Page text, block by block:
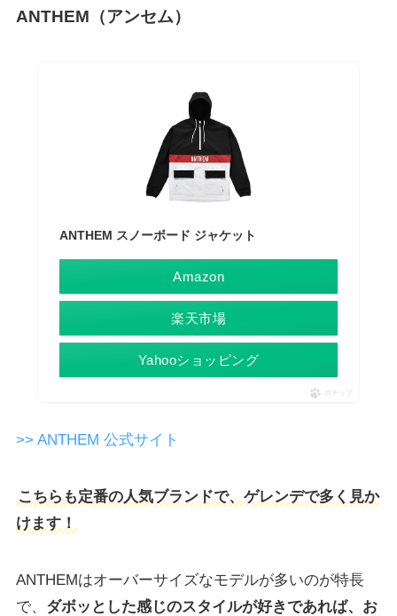
ANTHEM（アンセム）
ANTHEM スノーボード ジャケット
Amazon
楽天市場
Yahooショッピング
ポチップ
>> ANTHEM 公式サイト
こちらも定番の人気ブランドで、ゲレンデで多く見か
けます！
ANTHEMはオーバーサイズなモデルが多いのが特長
で、 ダボッとした感じのスタイルが好きであれば、お